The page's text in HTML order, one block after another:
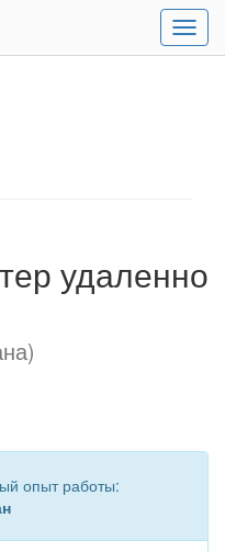
Меню
удаленно
опыт работы: